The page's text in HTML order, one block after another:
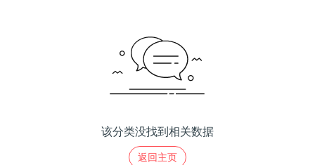
该分类没找到相关数据
返回主页